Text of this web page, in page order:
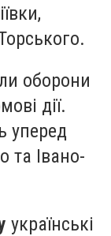
оборони
дії.
уперед
та Івано-
українські